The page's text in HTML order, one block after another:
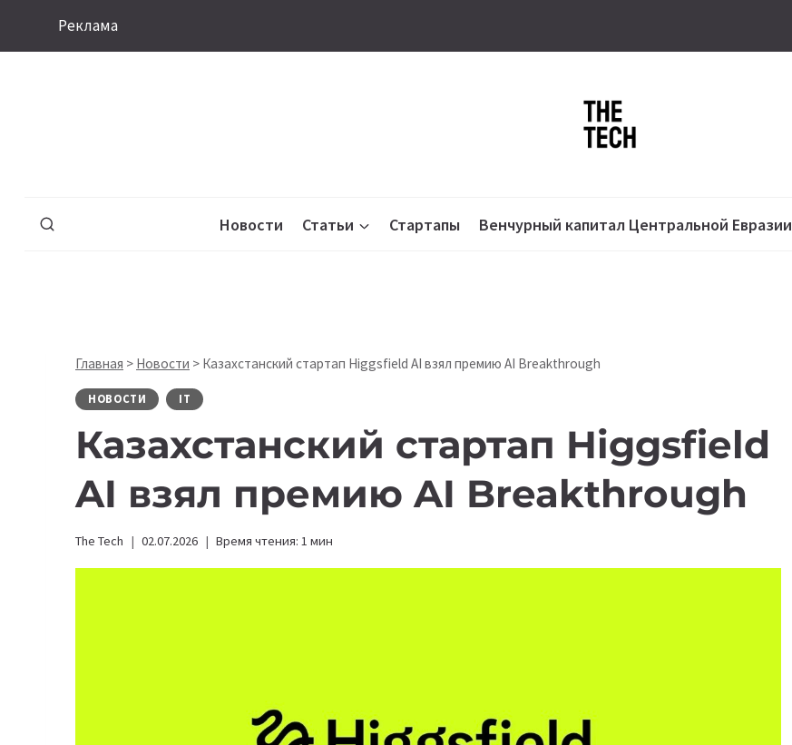
Реклама
Новости Статьи Стартапы Венчурный капитал Центральной Евразии
Главная > Новости > Казахстанский стартап Higgsfield AI взял премию AI Breakthrough
НОВОСТИ IT
Казахстанский стартап Higgsfield
AI взял премию AI Breakthrough
The Tech 02.07.2026 Время чтения: 1 мин